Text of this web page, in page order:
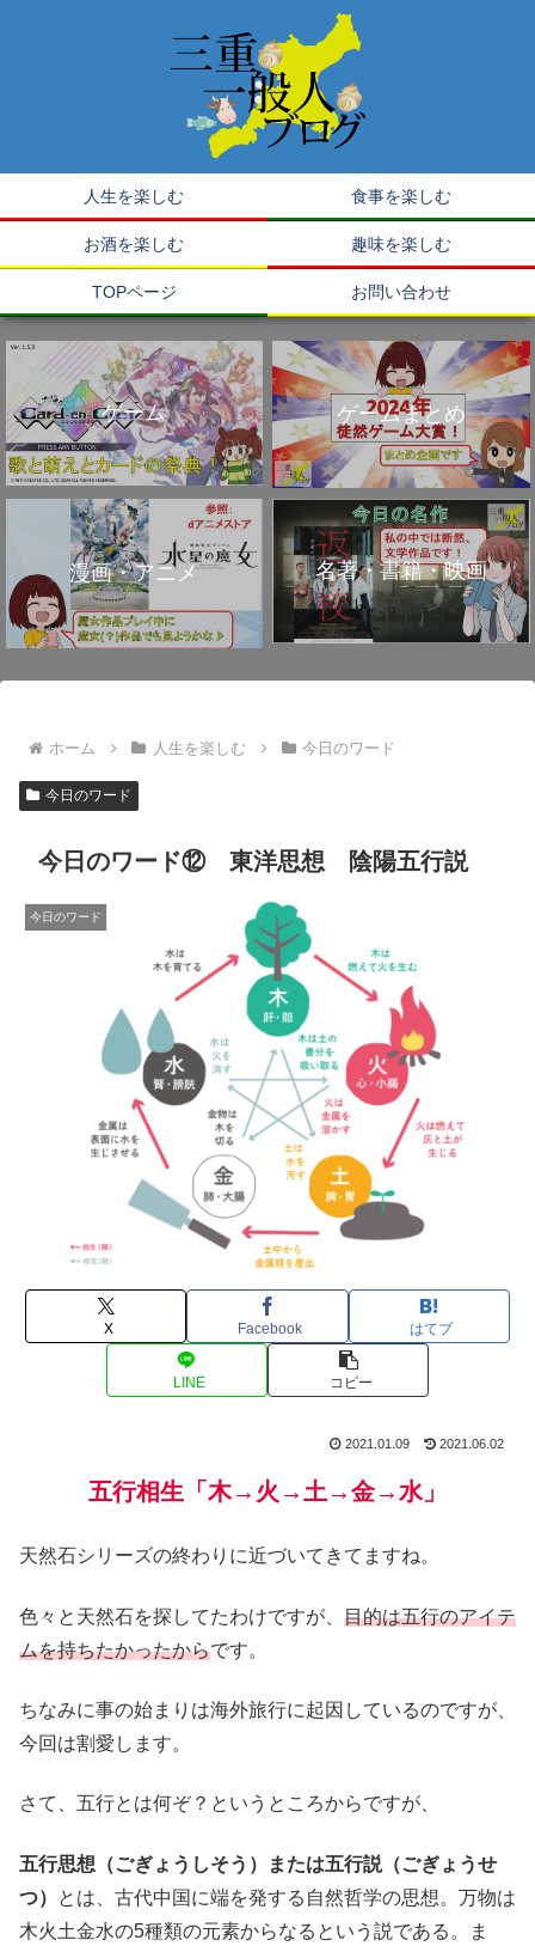
人生を楽しむ 食事を楽しむ
お酒を楽しむ 趣味を楽しむ
TOPページ お問い合わせ
ゲーム ゲームまとめ
漫画・アニメ 名著・書籍・映画
ホーム 人生を楽しむ 今日のワード
今日のワード
今日のワード⑫ 東洋思想 陰陽五行説
今日のワード
X Facebook はてブ
LINE コピー
2021.01.09 2021.06.02
五行相生「木→火→土→金→水」
天然石シリーズの終わりに近づいてきてますね。
色々と天然石を探してたわけですが、 目的は五行のアイテ
ムを持ちたかったからです。
ちなみに事の始まりは海外旅行に起因しているのですが、
今回は割愛します。
さて、五行とは何ぞ？というところからですが、
五行思想 （ごぎょうしそう） または五行説（ごぎょうせ
つ）
とは、古代中国に端を発する自然哲学の思想。万物は
木火土金水の5種類の元素からなるという説である。ま